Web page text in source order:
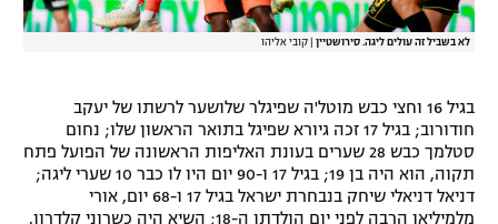
לא בשביל זה עולים ליגה. סירושטיין קובי אליהו
בגיל 16 וחצי כבש מוטל'ה שפיגלר שלושער לרשתו של יעקב
חודורוב; בגיל 17 זכה גיורא שפיגל בתואר הראשון שלו; נחום
סטלמך כבש 28 שערים בעונת האליפות הראשונה של הפועל פתח
תקוה, הוא היה בן 19; בגיל 17 ו-90 יום היו לו כבר 10 שערי ליגה;
דניאל דניאלי שיחק בנבחרת ישראל בגיל 17 ו-68 יום, אורי
מלמיליאן הרבה לפני יום הולדתו ה-18; השיא היה כשרוני קלדרון,